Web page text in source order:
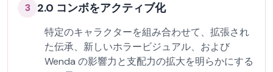
3 2.0 コンボをアクティブ化
特定のキャラクターを組み合わせて、拡張され
た伝承、新しいホラービジュアル、および
Wenda の影響力と支配力の拡大を明らかにする